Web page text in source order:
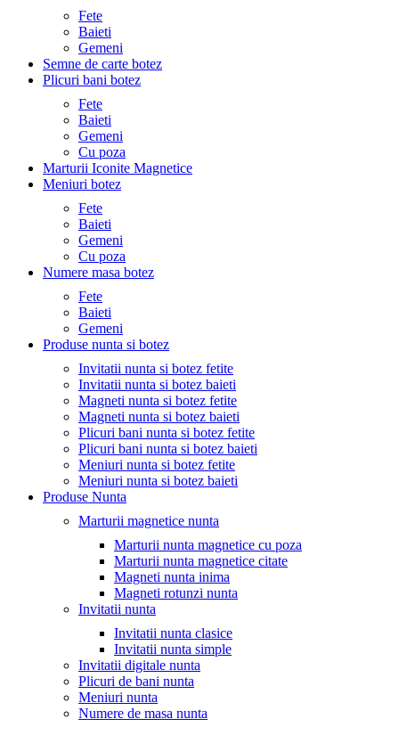
Fete
Baieti
Gemeni
Semne de carte botez
Plicuri bani botez
Fete
Baieti
Gemeni
Cu poza
Marturii Iconite Magnetice
Meniuri botez
Fete
Baieti
Gemeni
Cu poza
Numere masa botez
Fete
Baieti
Gemeni
Produse nunta si botez
Invitatii nunta si botez fetite
Invitatii nunta si botez baieti
Magneti nunta si botez fetite
Magneti nunta si botez baieti
Plicuri bani nunta si botez fetite
Plicuri bani nunta si botez baieti
Meniuri nunta si botez fetite
Meniuri nunta si botez baieti
Produse Nunta
Marturii magnetice nunta
Marturii nunta magnetice cu poza
Marturii nunta magnetice citate
Magneti nunta inima
Magneti rotunzi nunta
Invitatii nunta
Invitatii nunta clasice
Invitatii nunta simple
Invitatii digitale nunta
Plicuri de bani nunta
Meniuri nunta
Numere de masa nunta